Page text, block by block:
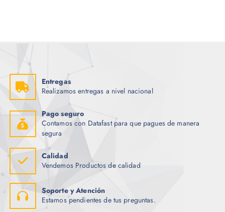
Entregas
Realizamos entregas a nivel nacional
Pago seguro
Contamos con Datafast para que pagues de manera
segura
Calidad
Vendemos Productos de calidad
Soporte y Atención
Estamos pendientes de tus preguntas.